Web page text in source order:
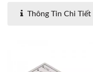
Thông Tin Chi Tiết